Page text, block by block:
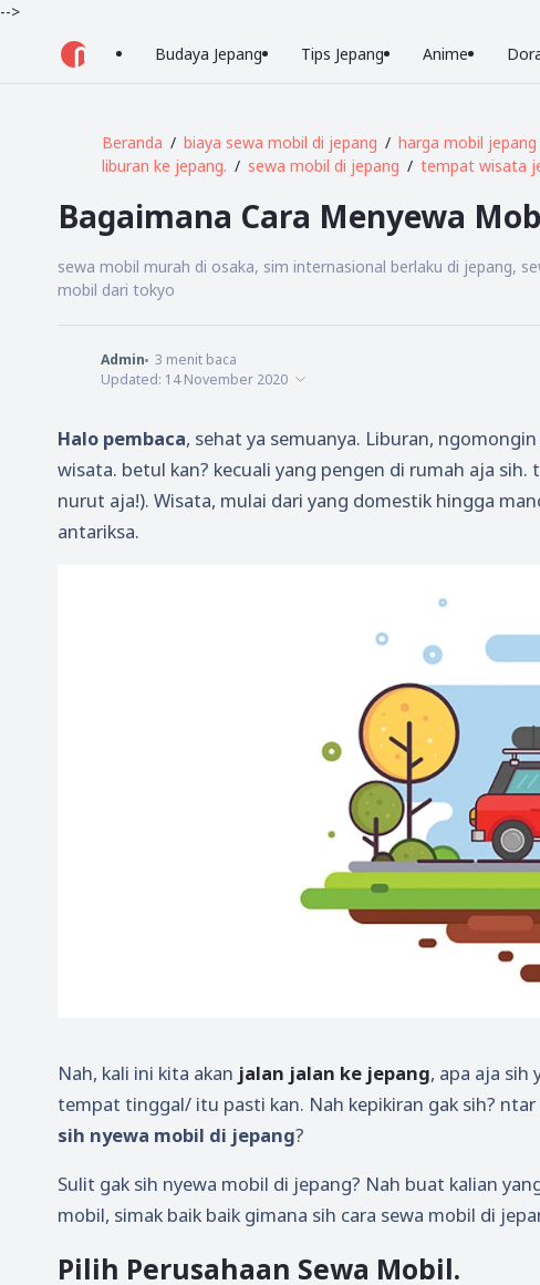
-->
Budaya Jepang
Tips Jepang Anime
Beranda biaya sewa mobil di jepang harga mobil jepang
liburan ke jepang.
sewa mobil di jepang tempat wisata
Bagaimana Cara Menyewa
sewa mobil murah di osaka, sim internasional berlaku di jepang,
mobil dari tokyo
Admin 3 menit baca
Updated: 14 November 2020
Halo pembaca, sehat ya semuanya. Liburan,
wisata. betul kan? kecuali yang pengen di rumah aja
nurut aja!). Wisata, mulai dari yang domestik hingga
antariksa.
Nah, kali ini kita akan jalan jalan ke jepang, apa aja sih
tempat tinggal/ itu pasti kan. Nah kepikiran gak sih?
sih nyewa mobil di jepang?
Sulit gak sih nyewa mobil di jepang? Nah buat kalian
mobil, simak baik baik gimana sih cara sewa mobil di
Pilih Perusahaan Sewa Mobil.